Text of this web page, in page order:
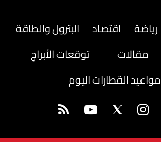
رياضة اقتصاد
البترول والطاقة
مقالات
توقعات الأبراج
مواعيد القطارات اليوم